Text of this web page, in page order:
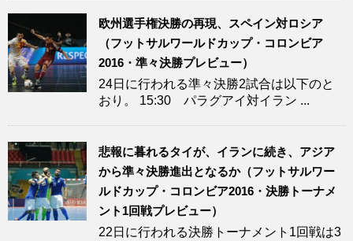
欧州選手権決勝の再現、スペイン対ロシア
（フットサルワールドカップ・コロンビア
2016・準々決勝プレビュー）
24日に行われる準々決勝2試合は以下のと
おり。 15:30 パラグアイ対イラン ...
悲報に暮れるタイが、イランに続き、アジア
から準々決勝進出となるか（フットサルワー
ルドカップ・コロンビア2016・決勝トーナメ
ント1回戦プレビュー）
22日に行われる決勝トーナメント1回戦は3